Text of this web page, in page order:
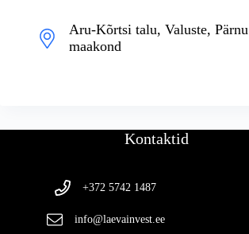
Aru-Kõrtsi talu, Valuste, Pärnu
maakond
Kontaktid
+372 5742 1487
info@laevainvest.ee